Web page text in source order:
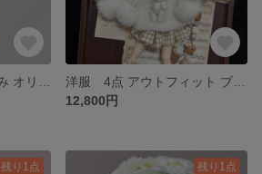
12,800円
残り1点 残り1点